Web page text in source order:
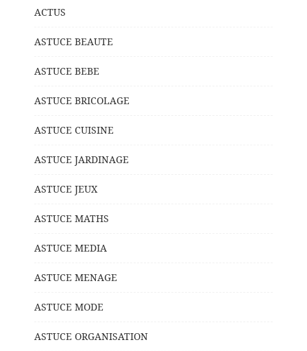
ACTUS
ASTUCE BEAUTE
ASTUCE BEBE
ASTUCE BRICOLAGE
ASTUCE CUISINE
ASTUCE JARDINAGE
ASTUCE JEUX
ASTUCE MATHS
ASTUCE MEDIA
ASTUCE MENAGE
ASTUCE MODE
ASTUCE ORGANISATION